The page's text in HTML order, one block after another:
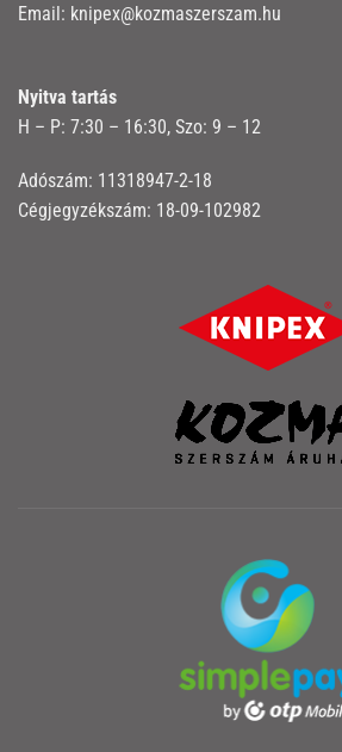
Email: knipex@kozmaszerszam.hu
Nyitva tartás
H – P: 7:30 – 16:30, Szo: 9 – 12
Adószám: 11318947-2-18
Cégjegyzékszám: 18-09-102982